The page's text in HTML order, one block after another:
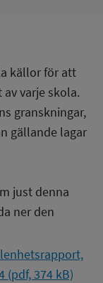
källor för att
varje skola.
granskningar,
gällande lagar
just denna
ner den
(pdf, 374 kB)